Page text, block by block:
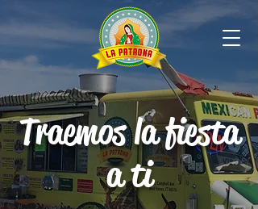
Traemos la fiesta
a ti